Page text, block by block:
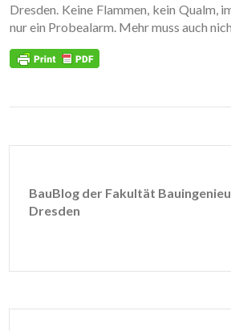
Dresden. Keine Flammen, kein Qualm,
nur ein Probealarm. Mehr muss auch
BauBlog der Fakultät
Dresden